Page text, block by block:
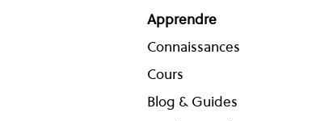
Apprendre
Connaissances
Cours
Blog & Guides